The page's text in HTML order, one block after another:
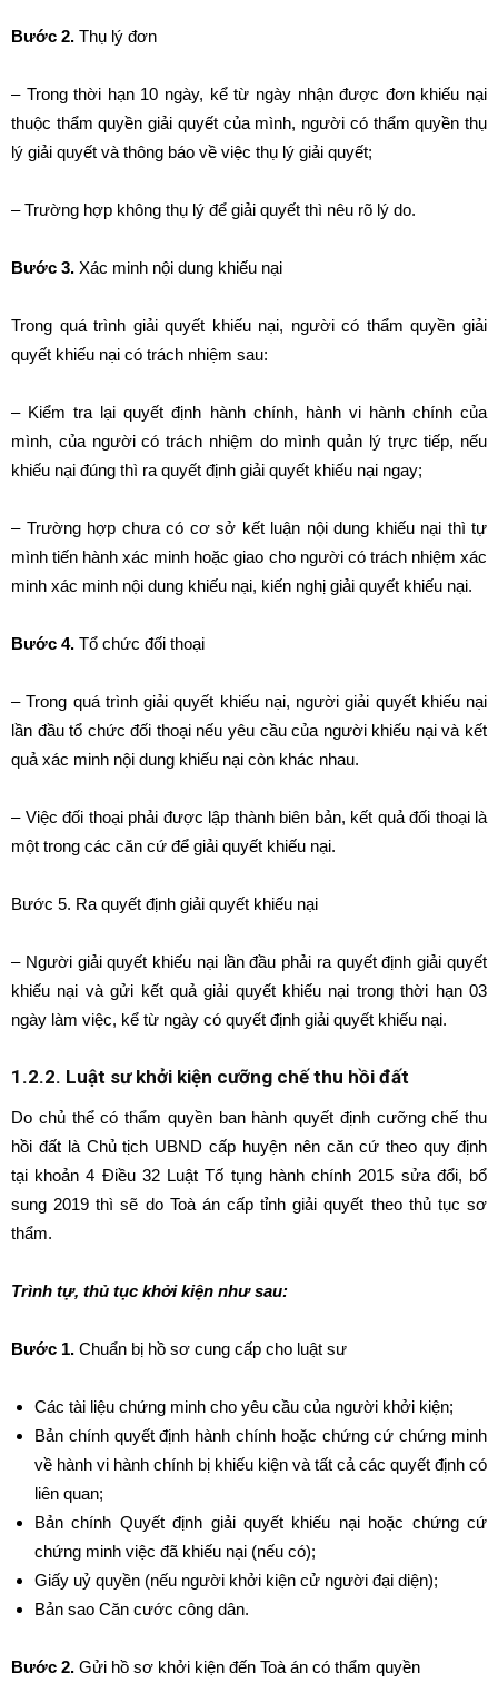
Bước 2. Thụ lý đơn
– Trong thời hạn 10 ngày, kể từ ngày nhận được đơn khiếu nại
thuộc thẩm quyền giải quyết của mình, người có thẩm quyền thụ
lý giải quyết và thông báo về việc thụ lý giải quyết;
– Trường hợp không thụ lý để giải quyết thì nêu rõ lý do.
Bước 3. Xác minh nội dung khiếu nại
Trong quá trình giải quyết khiếu nại, người có thẩm quyền giải
quyết khiếu nại có trách nhiệm sau:
– Kiểm tra lại quyết định hành chính, hành vi hành chính của
mình, của người có trách nhiệm do mình quản lý trực tiếp, nếu
khiếu nại đúng thì ra quyết định giải quyết khiếu nại ngay;
– Trường hợp chưa có cơ sở kết luận nội dung khiếu nại thì tự
mình tiến hành xác minh hoặc giao cho người có trách nhiệm xác
minh xác minh nội dung khiếu nại, kiến nghị giải quyết khiếu nại.
Bước 4. Tổ chức đối thoại
– Trong quá trình giải quyết khiếu nại, người giải quyết khiếu nại
lần đầu tổ chức đối thoại nếu yêu cầu của người khiếu nại và kết
quả xác minh nội dung khiếu nại còn khác nhau.
– Việc đối thoại phải được lập thành biên bản, kết quả đối thoại là
một trong các căn cứ để giải quyết khiếu nại.
Bước 5. Ra quyết định giải quyết khiếu nại
– Người giải quyết khiếu nại lần đầu phải ra quyết định giải quyết
khiếu nại và gửi kết quả giải quyết khiếu nại trong thời hạn 03
ngày làm việc, kể từ ngày có quyết định giải quyết khiếu nại.
1.2.2. Luật sư khởi kiện cưỡng chế thu hồi đất
Do chủ thể có thẩm quyền ban hành quyết định cưỡng chế thu
hồi đất là Chủ tịch UBND cấp huyện nên căn cứ theo quy định
tại khoản 4 Điều 32 Luật Tố tụng hành chính 2015 sửa đổi, bổ
sung 2019 thì sẽ do Toà án cấp tỉnh giải quyết theo thủ tục sơ
thẩm.
Trình tự, thủ tục khởi kiện như sau:
Bước 1. Chuẩn bị hồ sơ cung cấp cho luật sư
Các tài liệu chứng minh cho yêu cầu của người khởi kiện;
Bản chính quyết định hành chính hoặc chứng cứ chứng minh
về hành vi hành chính bị khiếu kiện và tất cả các quyết định có
liên quan;
Bản chính Quyết định giải quyết khiếu nại hoặc chứng cứ
chứng minh việc đã khiếu nại (nếu có);
Giấy uỷ quyền (nếu người khởi kiện cử người đại diện);
Bản sao Căn cước công dân.
Bước 2. Gửi hồ sơ khởi kiện đến Toà án có thẩm quyền